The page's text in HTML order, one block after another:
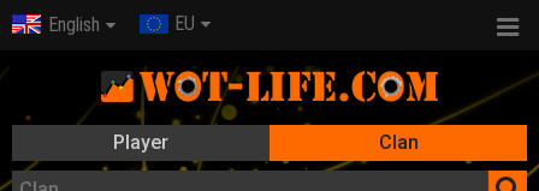
English EU
Player Clan